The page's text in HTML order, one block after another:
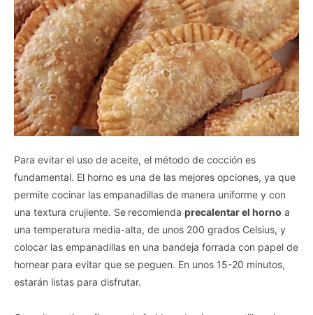
Para evitar el uso de aceite, el método de cocción es
fundamental. El horno es una de las mejores opciones, ya que
permite cocinar las empanadillas de manera uniforme y con
una textura crujiente. Se recomienda precalentar el horno a
una temperatura media-alta, de unos 200 grados Celsius, y
colocar las empanadillas en una bandeja forrada con papel de
hornear para evitar que se peguen. En unos 15-20 minutos,
estarán listas para disfrutar.